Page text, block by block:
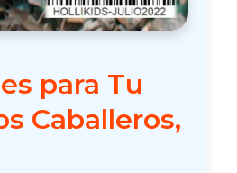
para Tu
Caballeros,